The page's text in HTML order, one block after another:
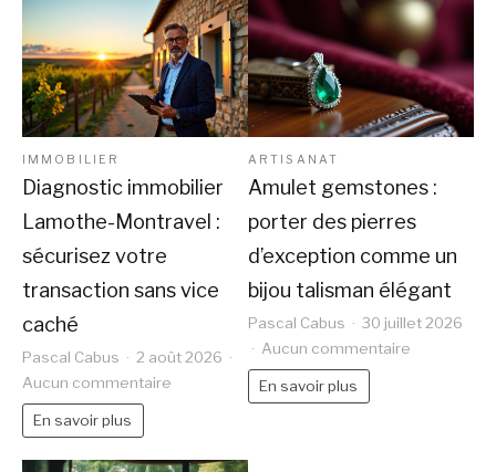
IMMOBILIER
Diagnostic immobilier
Lamothe-Montravel :
sécurisez votre
transaction sans vice
caché
Pascal Cabus
2 août 2026
Aucun commentaire
Lamothe-
En savoir plus
ARTISANAT
Amulet gemstones :
porter des pierres
d’exception comme un
bijou talisman élégant
Pascal Cabus
30 juillet 2026
Aucun commentaire
En savoir plus